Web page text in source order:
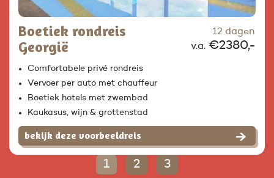
Boetiek rondreis
Georgië
12 dagen
v.a. €2380,-
Comfortabele privé rondreis
Vervoer per auto met chauffeur
Boetiek hotels met zwembad
Kaukasus, wijn & grottenstad
bekijk deze voorbeeldreis
1 2 3